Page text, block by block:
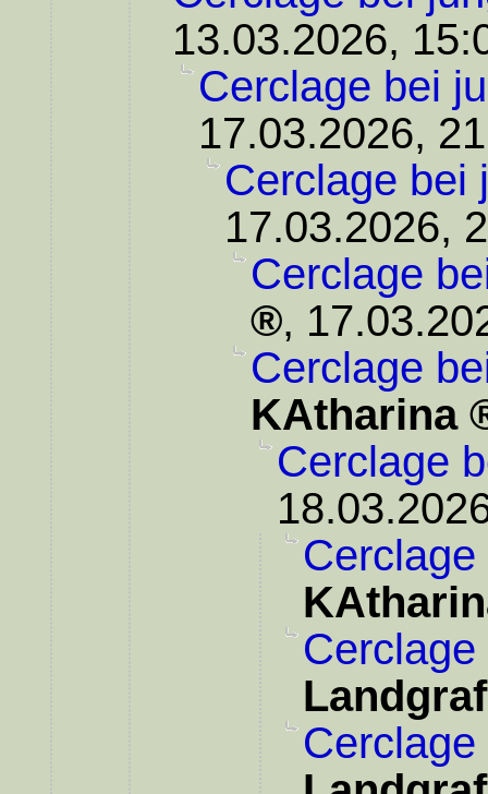
13.03.2026,
Cerclage bei
17.03.2026,
Cerclage bei
17.03.2026,
Cerclage
,
Cerclage
KAtharina
Cerclage